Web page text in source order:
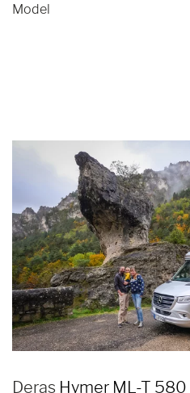
Model
Deras Hymer ML-T 580